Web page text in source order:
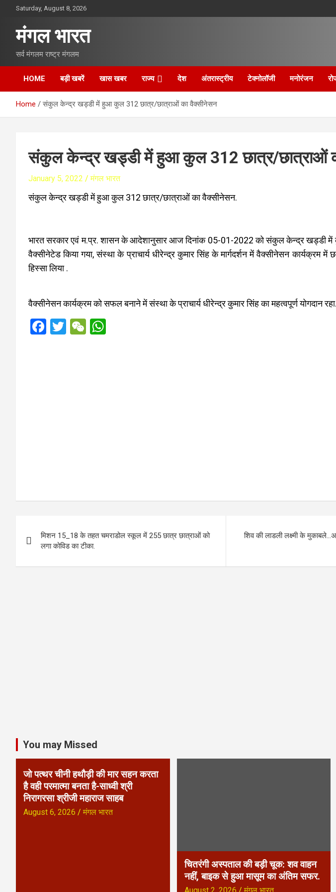
c
n
Saturday, August 8, 2026
मंगल भारत
सर्व मंगलम राष्ट्र मंगलम
HOME बड़ी खबरें खास खबर राज्य देश अंतरास्ट्रीय टेक्नोलॉजी मनोरंजन
Home संकुल केन्द्र खड्डी में हुआ कुल 312 छात्र/छात्राओं का वैक्सीनेसन
संकुल केन्द्र खड्डी में हुआ कुल 312 छात्र/छात्राओं
January 5, 2022 मंगल भारत
संकुल केन्द्र खड्डी में हुआ कुल 312 छात्र/छात्राओं का वैक्सीनेसन.
भारत सरकार एवं म.प्र. शासन के आदेशानुसार आज दिनांक 05-01-2022 को संकुल केन्द्र खड्डी में
वैक्सीनेटेड किया गया, संस्था के प्राचार्य धीरेन्द्र कुमार सिंह के मार्गदर्शन में वैक्सीनेसन कार्यक्रम
हिस्सा लिया .
वैक्सीनेसन कार्यक्रम को सफल बनाने में संस्था के प्राचार्य धीरेन्द्र कुमार सिंह का महत्वपूर्ण योगदान रहा.
F
T
W
s
i
o
n
मिशन 15_18 के तहत चमराडोल स्कूल में 255 छात्र छात्राओं को
लगा कोविड का टीका.
शिव की लाडली लक्ष्मी के
You may Missed
जो पत्थर चीनी हथौड़ी की मार सहन करता
है वही परमात्मा बनता है-साध्वी श्री
निरागरसा श्रीजी महाराज साहब
August 6, 2026 मंगल भारत
चितरंगी अस्पताल की बड़ी चूक: शव वाहन
नहीं, बाइक से हुआ मासूम का अंतिम सफर.
August 2, 2026 मंगल भारत